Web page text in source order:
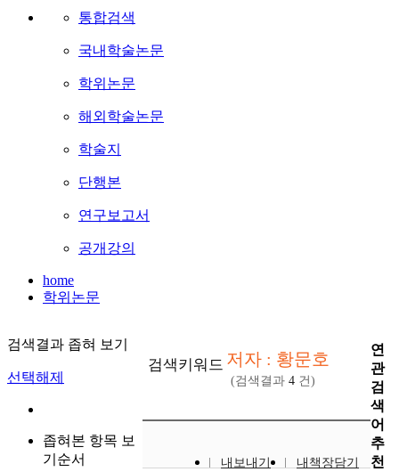
통합검색
국내학술논문
학위논문
해외학술논문
학술지
단행본
연구보고서
공개강의
home
학위논문
검색결과 좁혀 보기
선택해제
좁혀본 항목 보
기순서
검색키워드 저자 : 황문호
(검색결과 4 건)
내보내기
내책장담기
연
관
검
색
어
추
천